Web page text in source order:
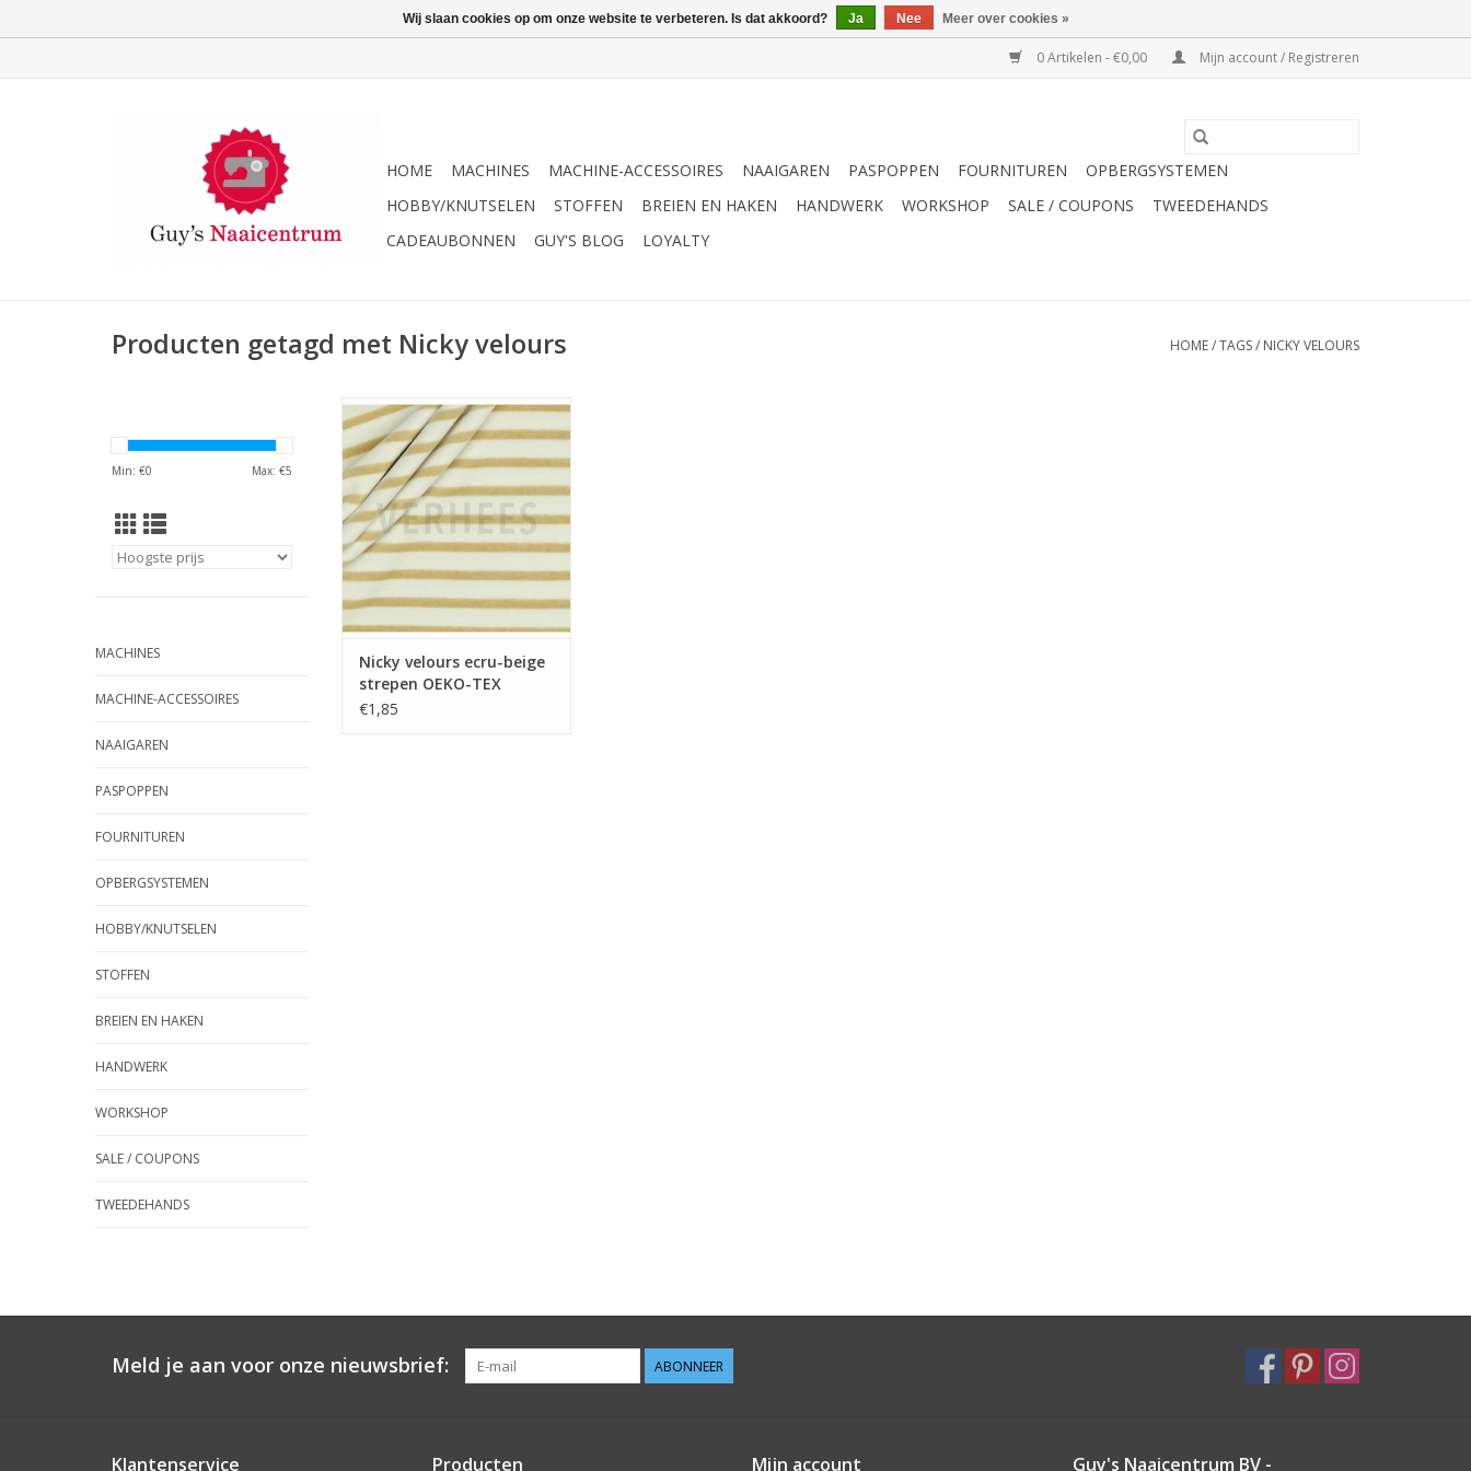
0 Artikelen - €0,00 Mijn account / Registreren
HOME MACHINES MACHINE-ACCESSOIRES NAAIGAREN PASPOPPEN FOURNITUREN
OPBERGSYSTEMEN
HOBBY/KNUTSELEN
STOFFEN BREIEN EN HAKEN HANDWERK WORKSHOP SALE / COUPONS
TWEEDEHANDS
CADEAUBONNEN
GUY'S BLOG LOYALTY
Producten getagd met Nicky velours HOME/TAGS/ NICKY VELOURS
Min: €0 Max: €5
MACHINES
MACHINE-ACCESSOIRES
NAAIGAREN
PASPOPPEN
FOURNITUREN
OPBERGSYSTEMEN
HOBBY/KNUTSELEN
STOFFEN
BREIEN EN HAKEN
HANDWERK
WORKSHOP
SALE / COUPONS
TWEEDEHANDS
Nicky velours ecru-beige strepen
OEKO-TEX
TOEVOEGEN AAN WINKELWAGEN
Nicky velours ecru-beige
strepen OEKO-TEX
€1,85
Meld je aan voor onze nieuwsbrief: ABONNEER
Klantenservice Producten Mijn account Guy's Naaicentrum BV -
Wij slaan cookies op om onze website te verbeteren. Is dat akkoord? Ja Nee Meer over cookies »